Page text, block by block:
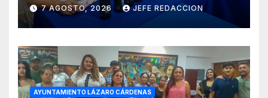
Costa de Michoacán 2026
7 AGOSTO, 2026 JEFE REDACCION
AYUNTAMIENTO LÁZARO CÁRDENAS